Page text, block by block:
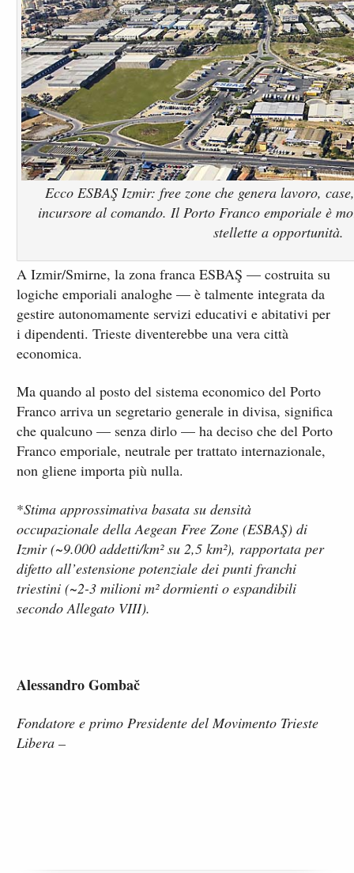
Ecco ESBAŞ Izmir: free zone che genera lavoro,
incursore al comando. Il Porto Franco emporiale è
stellette a opportunità.
A Izmir/Smirne, la zona franca ESBAŞ — costruita su
logiche emporiali analoghe — è talmente integrata da
gestire autonomamente servizi educativi e abitativi per
i dipendenti. Trieste diventerebbe una vera città
economica.
Ma quando al posto del sistema economico del Porto
Franco arriva un segretario generale in divisa, significa
che qualcuno — senza dirlo — ha deciso che del Porto
Franco emporiale, neutrale per trattato internazionale,
non gliene importa più nulla.
*Stima approssimativa basata su densità
occupazionale della Aegean Free Zone (ESBAŞ) di
Izmir (~9.000 addetti/km² su 2,5 km²), rapportata per
difetto all’estensione potenziale dei punti franchi
triestini (~2-3 milioni m² dormienti o espandibili
secondo Allegato VIII).
Alessandro Gombač
Fondatore e primo Presidente del Movimento Trieste
Libera –